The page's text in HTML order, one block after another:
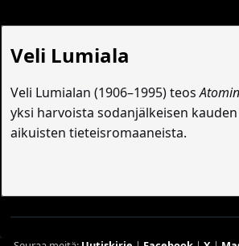
Veli Lumiala
Veli Lumialan (1906–1995) teos
yksi harvoista sodanjälkeisen
aikuisten tieteisromaaneista.